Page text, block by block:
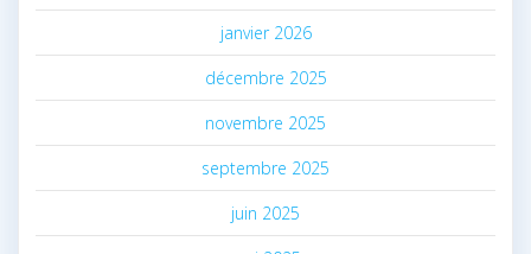
janvier 2026
décembre 2025
novembre 2025
septembre 2025
juin 2025